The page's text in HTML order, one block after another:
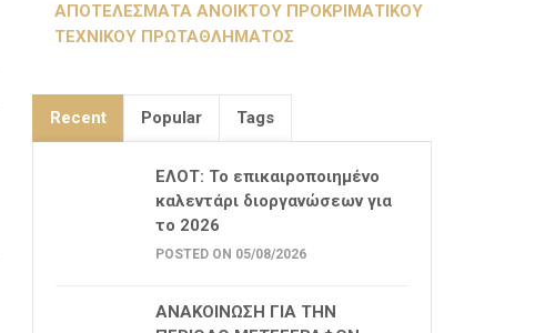
ΑΠΟΤΕΛΕΣΜΑΤΑ ΑΝΟΙΚΤΟΥ ΠΡΟΚΡΙΜΑΤΙΚΟΥ
ΤΕΧΝΙΚΟΥ ΠΡΩΤΑΘΛΗΜΑΤΟΣ
Recent Popular Tags
ΕΛΟΤ: Το επικαιροποιημένο
καλεντάρι διοργανώσεων για
το 2026
POSTED ON 05/08/2026
ΑΝΑΚΟΙΝΩΣΗ ΓΙΑ ΤΗΝ